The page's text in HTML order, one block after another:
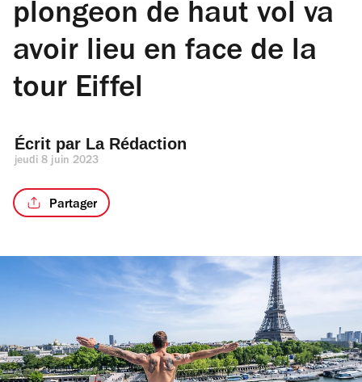
plongeon de haut vol va
avoir lieu en face de la
tour Eiffel
Écrit par La Rédaction
jeudi 8 juin 2023
Partager